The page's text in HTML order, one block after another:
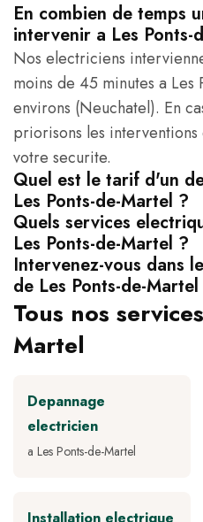
En combien de temps
intervenir a Les Ponts-
Nos electriciens
moins de 45 minutes a Les
environs (Neuchatel). En
priorisons les
votre securite.
Quel est le tarif d'un
Les Ponts-de-Martel ?
Quels services
Les Ponts-de-Martel ?
Intervenez-vous dans
de Les Ponts-de-
Tous nos
Martel
Depannage
electricien
a Les Ponts-de-Martel